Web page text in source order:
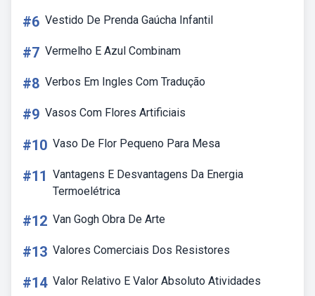
#6 Vestido De Prenda Gaúcha Infantil
#7 Vermelho E Azul Combinam
#8 Verbos Em Ingles Com Tradução
#9 Vasos Com Flores Artificiais
#10 Vaso De Flor Pequeno Para Mesa
#11 Vantagens E Desvantagens Da Energia
Termoelétrica
#12 Van Gogh Obra De Arte
#13 Valores Comerciais Dos Resistores
#14 Valor Relativo E Valor Absoluto Atividades